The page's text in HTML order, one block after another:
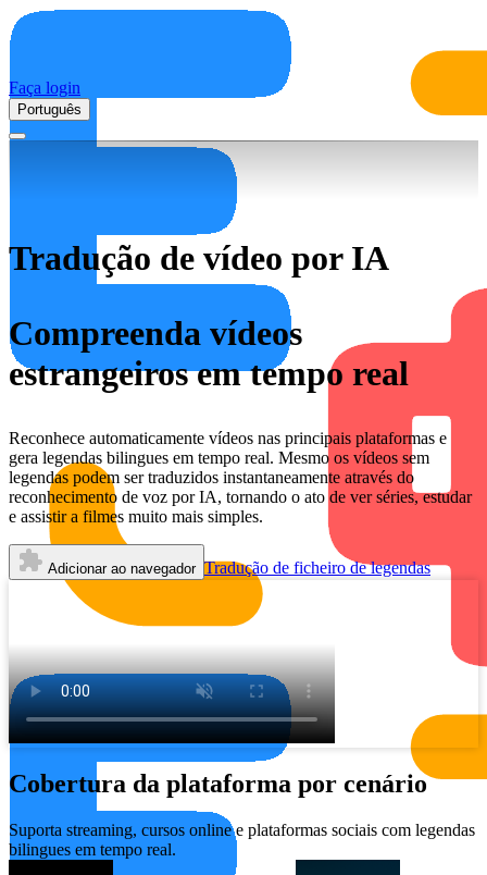
Faça login
Português
Tradução de vídeo por IA
Compreenda vídeos
estrangeiros em tempo real
Reconhece automaticamente vídeos nas principais plataformas e
gera legendas bilingues em tempo real. Mesmo os vídeos sem
legendas podem ser traduzidos instantaneamente através do
reconhecimento de voz por IA, tornando o ato de ver séries, estudar
e assistir a filmes muito mais simples.
Adicionar ao navegador Tradução de ficheiro de legendas
Cobertura da plataforma por cenário
Suporta streaming, cursos online e plataformas sociais com legendas
bilingues em tempo real.